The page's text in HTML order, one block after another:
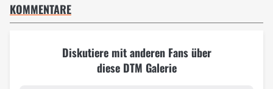
KOMMENTARE
Diskutiere mit anderen Fans über
diese DTM Galerie